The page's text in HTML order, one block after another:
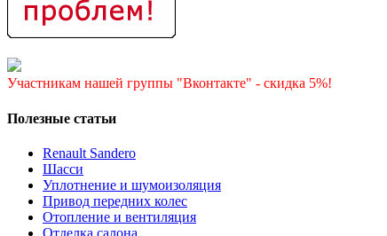
Участникам нашей группы "Вконтакте" - скидка 5%!
Полезные статьи
Renault Sandero
Шасси
Уплотнение и шумоизоляция
Привод передних колес
Отопление и вентиляция
Отделка салона